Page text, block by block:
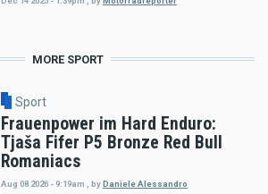
MORE SPORT
Sport
Frauenpower im Hard Enduro:
Tjaša Fifer P5 Bronze Red Bull
Romaniacs
Aug 08 2026 - 9:19am byDaniele Alessandro